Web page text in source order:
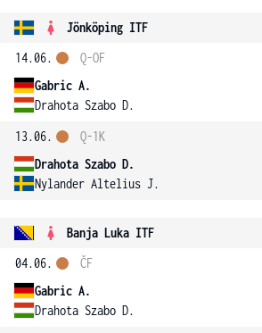
Jönköping ITF
14.06.
Gabric A.
Drahota Szabo D.
Q-OF
13.06.
Drahota Szabo D.
Nylander Altelius J.
Q-1K
Banja Luka ITF
04.06.
Gabric A.
Drahota Szabo D.
ČF